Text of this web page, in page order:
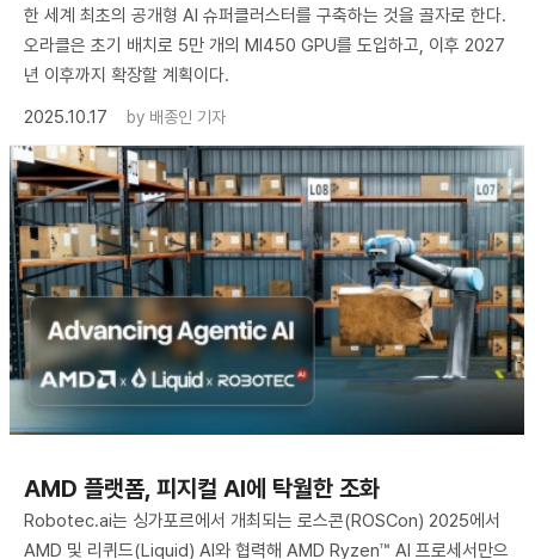
한 세계 최초의 공개형 AI 슈퍼클러스터를 구축하는 것을 골자로 한다.
오라클은 초기 배치로 5만 개의 MI450 GPU를 도입하고, 이후 2027
년 이후까지 확장할 계획이다.
2025.10.17
by 배종인 기자
AMD 플랫폼, 피지컬 AI에 탁월한 조화
Robotec.ai는 싱가포르에서 개최되는 로스콘(ROSCon) 2025에서
AMD 및 리퀴드(Liquid) AI와 협력해 AMD Ryzen™ AI 프로세서만으